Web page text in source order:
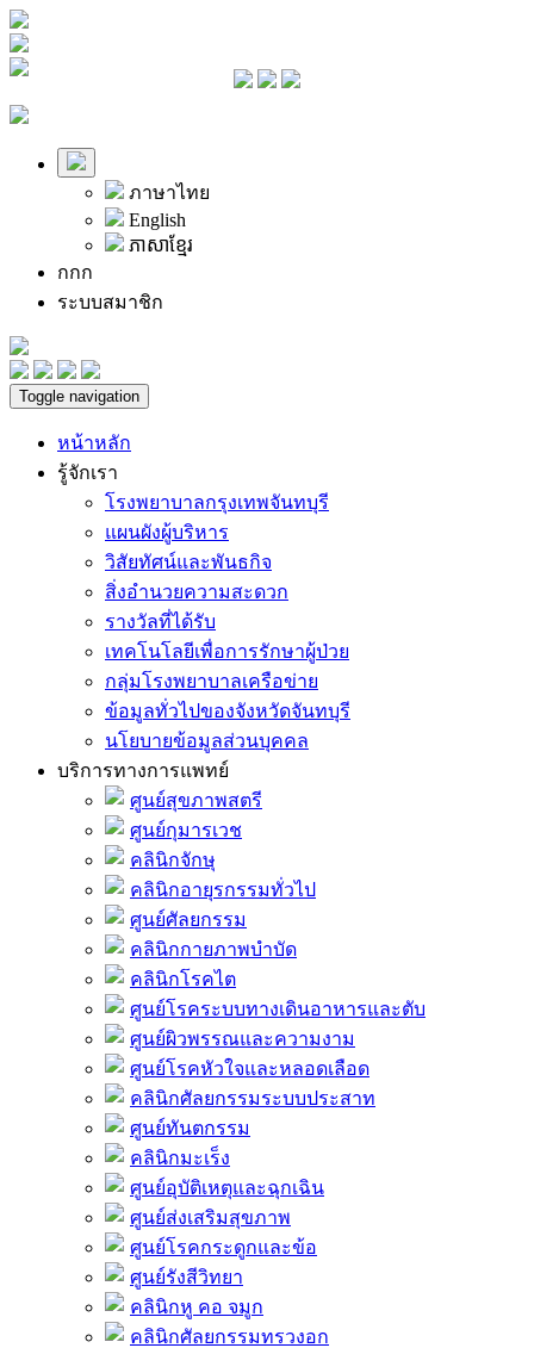
ภาษาไทย
English
ភាសាខ្មែរ
กกก
ระบบสมาชิก
Toggle navigation
หน้าหลัก
รู้จักเรา
โรงพยาบาลกรุงเทพจันทบุรี
แผนผังผู้บริหาร
วิสัยทัศน์และพันธกิจ
สิ่งอำนวยความสะดวก
รางวัลที่ได้รับ
เทคโนโลยีเพื่อการรักษาผู้ป่วย
กลุ่มโรงพยาบาลเครือข่าย
ข้อมูลทั่วไปของจังหวัดจันทบุรี
นโยบายข้อมูลส่วนบุคคล
บริการทางการแพทย์
ศูนย์สุขภาพสตรี
ศูนย์กุมารเวช
คลินิกจักษุ
คลินิกอายุรกรรมทั่วไป
ศูนย์ศัลยกรรม
คลินิกกายภาพบำบัด
คลินิกโรคไต
ศูนย์โรคระบบทางเดินอาหารและตับ
ศูนย์ผิวพรรณและความงาม
ศูนย์โรคหัวใจและหลอดเลือด
คลินิกศัลยกรรมระบบประสาท
ศูนย์ทันตกรรม
คลินิกมะเร็ง
ศูนย์อุบัติเหตุและฉุกเฉิน
ศูนย์ส่งเสริมสุขภาพ
ศูนย์โรคกระดูกและข้อ
ศูนย์รังสีวิทยา
คลินิกหู คอ จมูก
คลินิกศัลยกรรมทรวงอก